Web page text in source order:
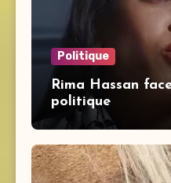
Politique
Rima Hassan
politique